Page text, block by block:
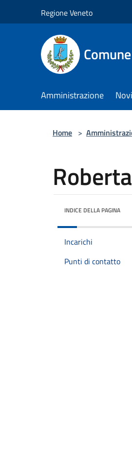
Regione Veneto
Amministrazione
Home >
INDICE DELLA PAGINA
Incarichi
Punti di contatto